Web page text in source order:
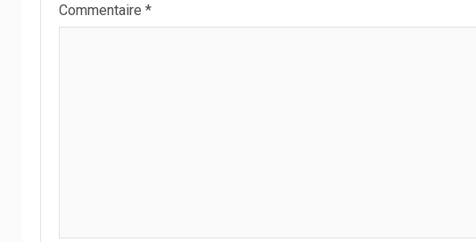
Commentaire *